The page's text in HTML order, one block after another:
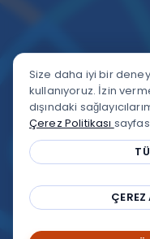
Google Yorumları
★★★★★4,9/5
★★★★★
★★★★★
Size daha iyi bir
kullanıyoruz. İzin
dışındaki
Çerez Politikası